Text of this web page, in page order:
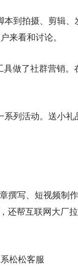
本到拍摄、剪辑
来看和讨论。
做了社群营销
列活动。送小
撰写、短视频制
还帮互联网大厂
松松客服